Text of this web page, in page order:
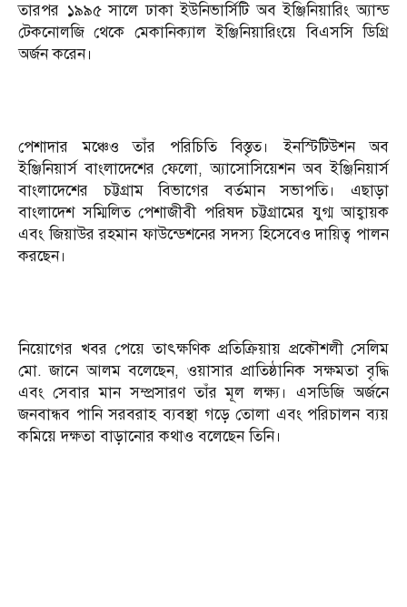
তারপর ১৯৯৫ সালে ঢাকা ইউনিভার্সিটি অব ইঞ্জিনিয়ারিং অ্যান্ড
টেকনোলজি থেকে মেকানিক্যাল ইঞ্জিনিয়ারিংয়ে বিএসসি ডিগ্রি
অর্জন করেন।
পেশাদার মঞ্চেও তাঁর পরিচিতি বিস্তৃত। ইনস্টিটিউশন অব
ইঞ্জিনিয়ার্স বাংলাদেশের ফেলো, অ্যাসোসিয়েশন অব ইঞ্জিনিয়ার্স
বাংলাদেশের চট্টগ্রাম বিভাগের বর্তমান সভাপতি। এছাড়া
বাংলাদেশ সম্মিলিত পেশাজীবী পরিষদ চট্টগ্রামের যুগ্ম আহ্বায়ক
এবং জিয়াউর রহমান ফাউন্ডেশনের সদস্য হিসেবেও দায়িত্ব পালন
করছেন।
নিয়োগের খবর পেয়ে তাৎক্ষণিক প্রতিক্রিয়ায় প্রকৌশলী সেলিম
মো. জানে আলম বলেছেন, ওয়াসার প্রাতিষ্ঠানিক সক্ষমতা বৃদ্ধি
এবং সেবার মান সম্প্রসারণ তাঁর মূল লক্ষ্য। এসডিজি অর্জনে
জনবান্ধব পানি সরবরাহ ব্যবস্থা গড়ে তোলা এবং পরিচালন ব্যয়
কমিয়ে দক্ষতা বাড়ানোর কথাও বলেছেন তিনি।